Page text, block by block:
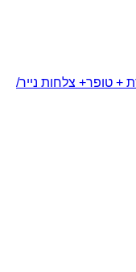
+ טופר+ צלחות נייר/